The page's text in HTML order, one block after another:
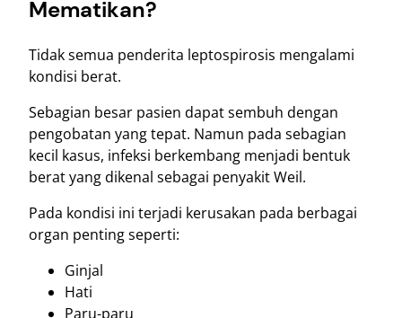
Mematikan?
Tidak semua penderita leptospirosis mengalami
kondisi berat.
Sebagian besar pasien dapat sembuh dengan
pengobatan yang tepat. Namun pada sebagian
kecil kasus, infeksi berkembang menjadi bentuk
berat yang dikenal sebagai penyakit Weil.
Pada kondisi ini terjadi kerusakan pada berbagai
organ penting seperti:
Ginjal
Hati
Paru-paru